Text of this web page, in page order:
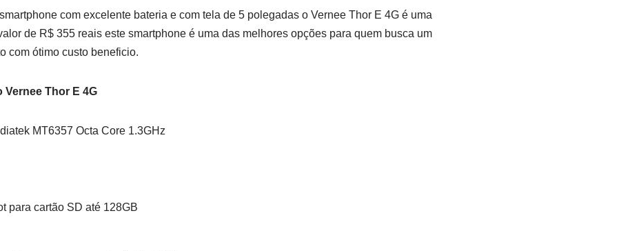
com excelente bateria e com tela de 5 polegadas o Vernee Thor E 4G é uma
de R$ 355 reais este smartphone é uma das melhores opções para quem busca um
com ótimo custo beneficio.
Thor E 4G
MT6357 Octa Core 1.3GHz
para cartão SD até 128GB